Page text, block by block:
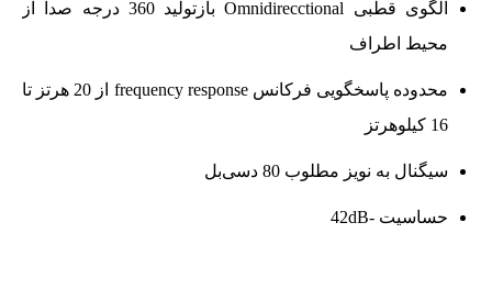
الگوی قطبی Omnidirecctional بازتولید 360 درجه صدا از
محیط اطراف
محدوده پاسخگویی فرکانس frequency response از 20 هرتز تا
16 کیلوهرتز
سیگنال به نویز مطلوب 80 دسی‌بل
حساسیت -42dB